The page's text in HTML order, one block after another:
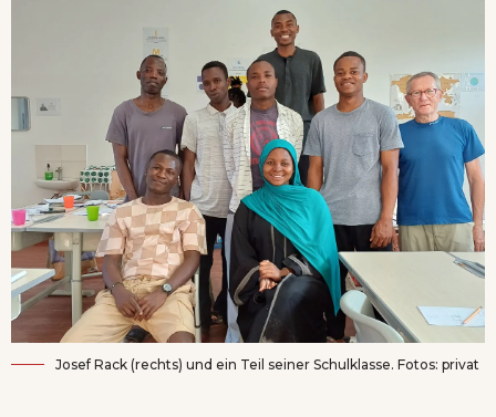
Josef Rack (rechts) und ein Teil seiner Schulklasse. Fotos: privat